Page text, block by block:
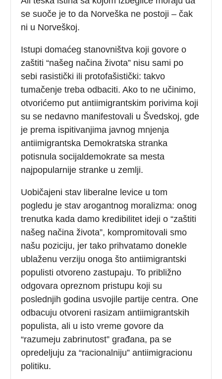
se suoče je to da Norveška ne postoji – čak
ni u Norveškoj.
Istupi domaćeg stanovništva koji govore o
zaštiti “našeg načina života” nisu sami po
sebi rasistički ili protofašistički: takvo
tumačenje treba odbaciti. Ako to ne učinimo,
otvorićemo put antiimigrantskim porivima koji
su se nedavno manifestovali u Švedskoj, gde
je prema ispitivanjima javnog mnjenja
antiimigrantska Demokratska stranka
potisnula socijaldemokrate sa mesta
najpopularnije stranke u zemlji.
Uobičajeni stav liberalne levice u tom
pogledu je stav arogantnog moralizma: onog
trenutka kada damo kredibilitet ideji o “zaštiti
našeg načina života”, kompromitovali smo
našu poziciju, jer tako prihvatamo donekle
ublaženu verziju onoga što antiimigrantski
populisti otvoreno zastupaju. To približno
odgovara opreznom pristupu koji su
poslednjih godina usvojile partije centra. One
odbacuju otvoreni rasizam antiimigrantskih
populista, ali u isto vreme govore da
“razumeju zabrinutost” građana, pa se
opredeljuju za “racionalniju” antiimigracionu
politiku.